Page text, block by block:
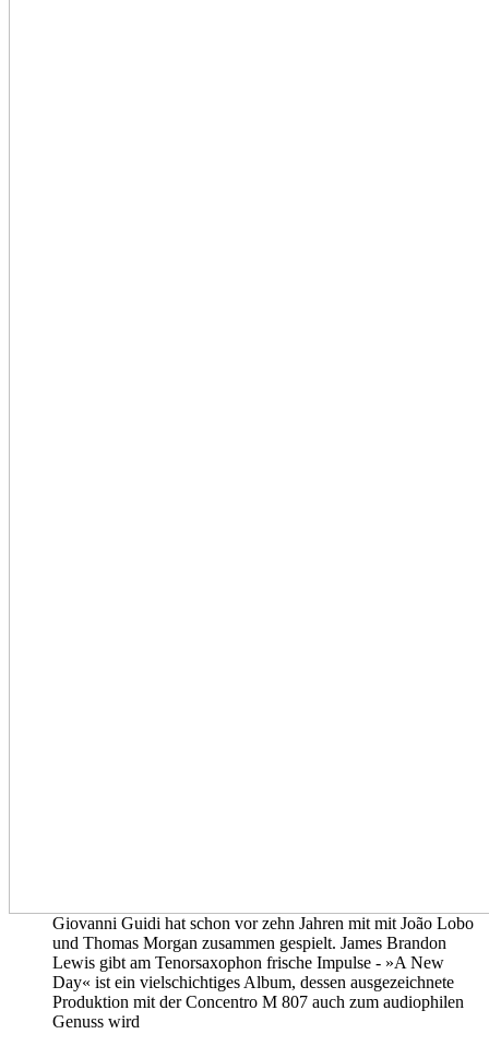
Giovanni Guidi hat schon vor zehn Jahren mit mit João Lobo
und Thomas Morgan zusammen gespielt. James Brandon
Lewis gibt am Tenorsaxophon frische Impulse - »A New
Day« ist ein vielschichtiges Album, dessen ausgezeichnete
Produktion mit der Concentro M 807 auch zum audiophilen
Genuss wird